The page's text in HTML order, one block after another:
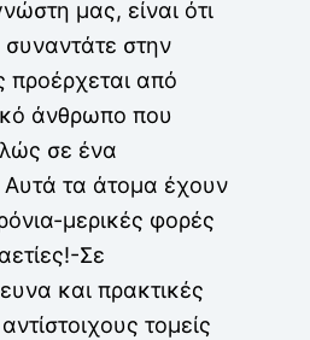
μας, είναι ότι
στην
προέρχεται από
άνθρωπο που
σε ένα
Αυτά τα άτομα έχουν
μερικές φορές
Σε
και πρακτικές
τομείς